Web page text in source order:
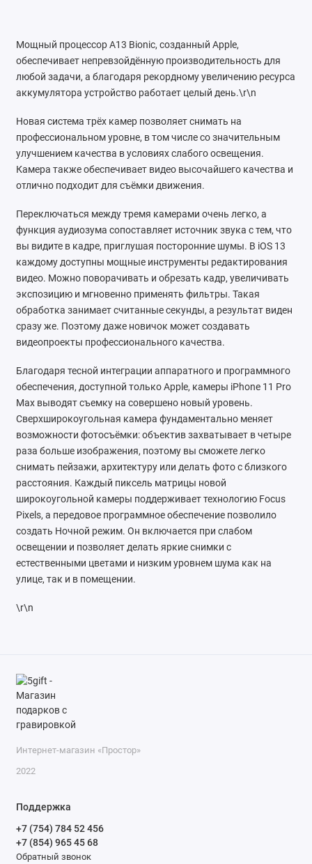
Мощный процессор A13 Bionic, созданный Apple,
обеспечивает непревзойдённую производительность для
любой задачи, а благодаря рекордному увеличению ресурса
аккумулятора устройство работает целый день.\r\n
Новая система трёх камер позволяет снимать на
профессиональном уровне, в том числе со значительным
улучшением качества в условиях слабого освещения.
Камера также обеспечивает видео высочайшего качества и
отлично подходит для съёмки движения.
Переключаться между тремя камерами очень легко, а
функция аудиозума сопоставляет источник звука с тем, что
вы видите в кадре, приглушая посторонние шумы. В iOS 13
каждому доступны мощные инструменты редактирования
видео. Можно поворачивать и обрезать кадр, увеличивать
экспозицию и мгновенно применять фильтры. Такая
обработка занимает считанные секунды, а результат виден
сразу же. Поэтому даже новичок может создавать
видеопроекты профессионального качества.
Благодаря тесной интеграции аппаратного и программного
обеспечения, доступной только Apple, камеры iPhone 11 Pro
Max выводят съемку на совершено новый уровень.
Сверхширокоугольная камера фундаментально меняет
возможности фотосъёмки: объектив захватывает в четыре
раза больше изображения, поэтому вы сможете легко
снимать пейзажи, архитектуру или делать фото с близкого
расстояния. Каждый пиксель матрицы новой
широкоугольной камеры поддерживает технологию Focus
Pixels, а передовое программное обеспечение позволило
создать Ночной режим. Он включается при слабом
освещении и позволяет делать яркие снимки с
естественными цветами и низким уровнем шума как на
улице, так и в помещении.
\r\n
Интернет-магазин «Простор»
2022
Поддержка
+7 (754) 784 52 456
+7 (854) 965 45 68
Обратный звонок